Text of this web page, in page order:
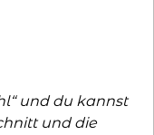
und du kannst
und die